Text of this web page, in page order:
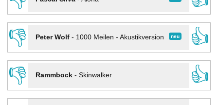
👎
neu
Peter Wolf- 1000 Meilen - Akustikversion
👍
👎
Rammbock- Skinwalker
👍